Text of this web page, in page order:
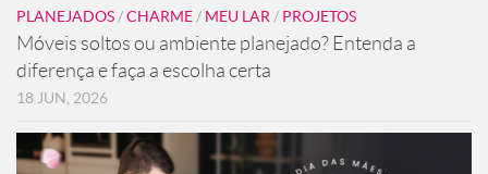
PLANEJADOS/CHARME/ MEU LAR/ PROJETOS
Móveis soltos ou ambiente planejado? Entenda a
diferença e faça a escolha certa
18 JUN, 2026